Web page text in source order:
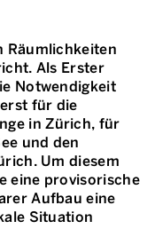
Räumlichkeiten
Als Erster
Notwendigkeit
für die
in Zürich, für
und den
Um diesem
eine provisorische
Aufbau eine
Situation